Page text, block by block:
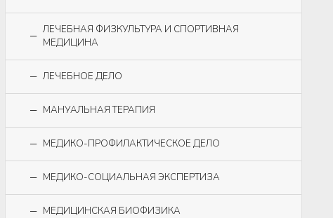
ЛЕЧЕБНАЯ ФИЗКУЛЬТУРА И СПОРТИВНАЯ
МЕДИЦИНА
ЛЕЧЕБНОЕ ДЕЛО
МАНУАЛЬНАЯ ТЕРАПИЯ
МЕДИКО-ПРОФИЛАКТИЧЕСКОЕ ДЕЛО
МЕДИКО-СОЦИАЛЬНАЯ ЭКСПЕРТИЗА
МЕДИЦИНСКАЯ БИОФИЗИКА